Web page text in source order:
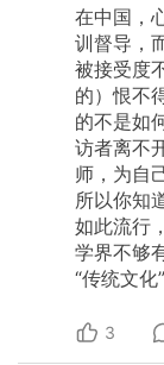
在中国，
训督导，
被接受度
的）恨不
的不是如
访者离不
师，为自
所以你知
如此流行
学界不够
“传统文化”
3